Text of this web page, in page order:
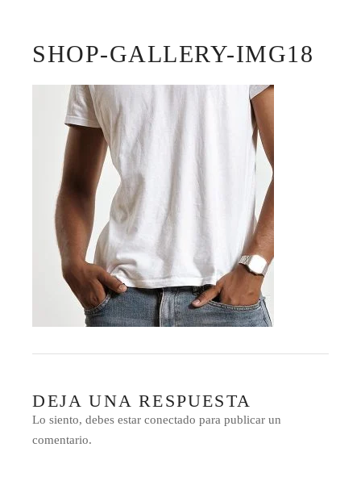
SHOP-GALLERY-IMG18
DEJA UNA RESPUESTA
Lo siento, debes estarconectado para publicar un
comentario.